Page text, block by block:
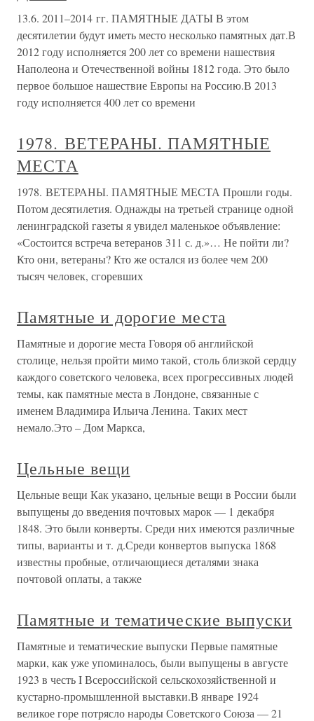
13.6. 2011–2014 гг. ПАМЯТНЫЕ ДАТЫ В этом
десятилетии будут иметь место несколько памятных дат.В
2012 году исполняется 200 лет со времени нашествия
Наполеона и Отечественной войны 1812 года. Это было
первое большое нашествие Европы на Россию.В 2013
году исполняется 400 лет со времени
1978. ВЕТЕРАНЫ. ПАМЯТНЫЕ
МЕСТА
1978. ВЕТЕРАНЫ. ПАМЯТНЫЕ МЕСТА Прошли годы.
Потом десятилетия. Однажды на третьей странице одной
ленинградской газеты я увидел маленькое объявление:
«Состоится встреча ветеранов 311 с. д.»… Не пойти ли?
Кто они, ветераны? Кто же остался из более чем 200
тысяч человек, сгоревших
Памятные и дорогие места
Памятные и дорогие места Говоря об английской
столице, нельзя пройти мимо такой, столь близкой сердцу
каждого советского человека, всех прогрессивных людей
темы, как памятные места в Лондоне, связанные с
именем Владимира Ильича Ленина. Таких мест
немало.Это – Дом Маркса,
Цельные вещи
Цельные вещи Как указано, цельные вещи в России были
выпущены до введения почтовых марок — 1 декабря
1848. Это были конверты. Среди них имеются различные
типы, варианты и т. д.Среди конвертов выпуска 1868
известны пробные, отличающиеся деталями знака
почтовой оплаты, а также
Памятные и тематические выпуски
Памятные и тематические выпуски Первые памятные
марки, как уже упоминалось, были выпущены в августе
1923 в честь I Всероссийской сельскохозяйственной и
кустарно-промышленной выставки.В январе 1924
великое горе потрясло народы Советского Союза — 21